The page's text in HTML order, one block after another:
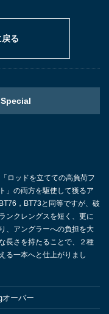
る
ロッドを立てての高負荷フ
」の両方を駆使して獲るア
，BT73と同等ですが、破
ンクレングスを短く、更に
、アングラーへの負担を大
長さを持たることで、２種
る一本へと仕上がりまし
オーバー